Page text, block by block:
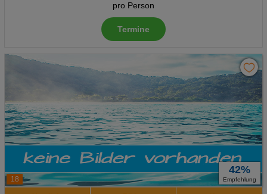
pro Person
Termine
18
42%
Empfehlung